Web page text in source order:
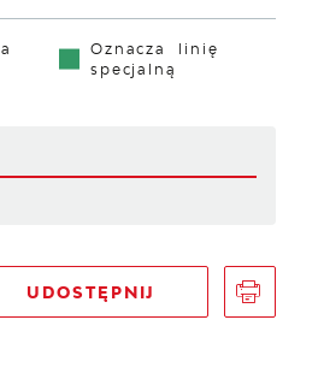
Oznacza linię
specjalną
UDOSTĘPNIJ